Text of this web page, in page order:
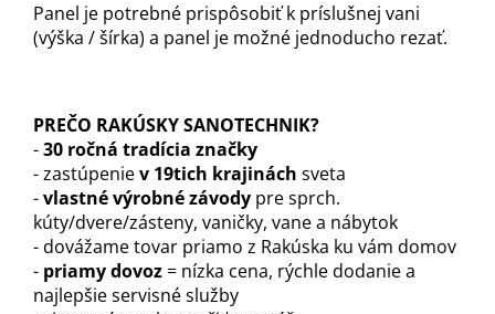
Panel je potrebné prispôsobiť k príslušnej vani
(výška / šírka) a panel je možné jednoducho rezať.
PREČO RAKÚSKY SANOTECHNIK?
-30 ročná tradícia značky
- zastúpeniev 19tich krajinách sveta
-vlastné výrobné závody pre sprch.
kúty/dvere/zásteny, vaničky, vane a nábytok
- dovážame tovar priamo z Rakúska ku vám domov
- priamy dovoz= nízka cena, rýchle dodanie a
najlepšie servisné služby